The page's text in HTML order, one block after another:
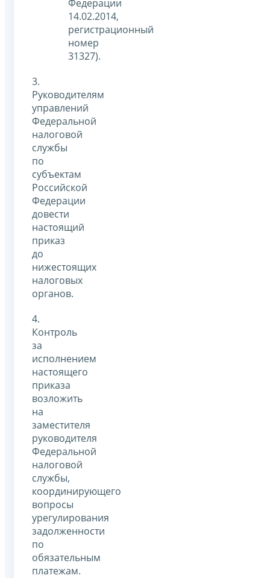
Федерации
14.02.2014,
регистрационный
номер
31327).
3.
Руководителям
управлений
Федеральной
налоговой
службы
по
субъектам
Российской
Федерации
довести
настоящий
приказ
до
нижестоящих
налоговых
органов.
4.
Контроль
за
исполнением
настоящего
приказа
возложить
на
заместителя
руководителя
Федеральной
налоговой
службы,
координирующего
вопросы
урегулирования
задолженности
по
обязательным
платежам.